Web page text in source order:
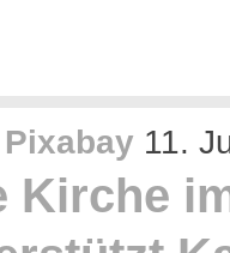
11.
Kirche